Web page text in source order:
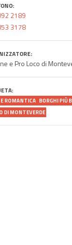
2189
3178
e Pro Loco di
ROMANTICA BORGHI PIÙ
DI MONTEVERDE